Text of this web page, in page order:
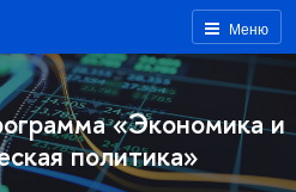
Меню
«Экономика и
политика»